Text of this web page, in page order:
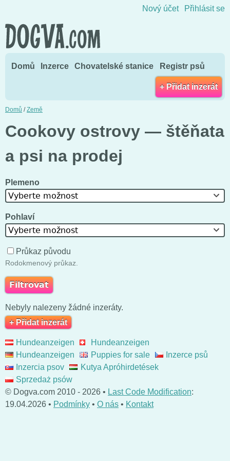
Nový účet Přihlásit se
Domů Inzerce Chovatelské stanice Registr psů
+ Přidat inzerát
Domů /Země
Cookovy ostrovy — štěňata
a psi na prodej
Plemeno
Vyberte možnost
Pohlaví
Vyberte možnost
Průkaz původu
Rodokmenový průkaz.
Nebyly nalezeny žádné inzeráty.
+ Přidat inzerát
Hundeanzeigen
Hundeanzeigen
Hundeanzeigen
Puppies for sale
Inzerce psů
Inzercia psov
Kutya Apróhirdetések
Sprzedaż psów
© Dogva.com 2010 - 2026 • Last Code Modification:
19.04.2026 • Podmínky • O nás • Kontakt